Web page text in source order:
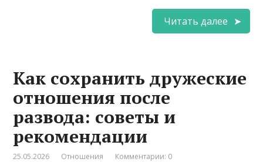
Читать далее
Как сохранить дружеские
отношения после
развода: советы и
рекомендации
25.05.2026 Отношения Комментарии: 0